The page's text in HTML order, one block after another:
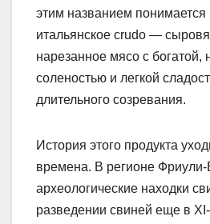
этим названием
итальянское crudo —
нарезанное мясо с богатой,
соленостью и легкой
длительного созревания.
История этого продукта
времена. В регионе
археологические находки
разведении свиней еще в